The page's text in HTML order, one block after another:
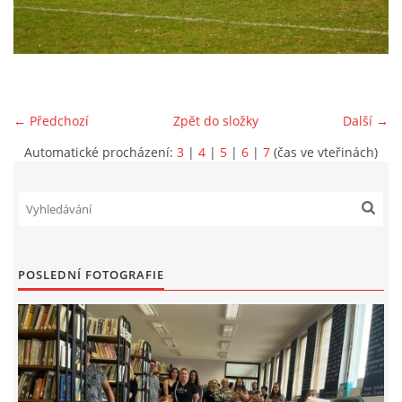
VIDEA Z DRONU
"KNIHOBUDKY"
E-KNIHY DO KAŽDÉ KNIHOVNY
GRANTY A DOTACE
← Předchozí Další →
Zpět do složky
Automatické procházení: 3 | 4 | 5 | 6 | 7 (čas ve vteřinách)
POSLEDNÍ FOTOGRAFIE